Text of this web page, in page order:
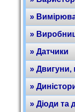
»
»
» Датчики
» Двигуни,
»
» Діоди та